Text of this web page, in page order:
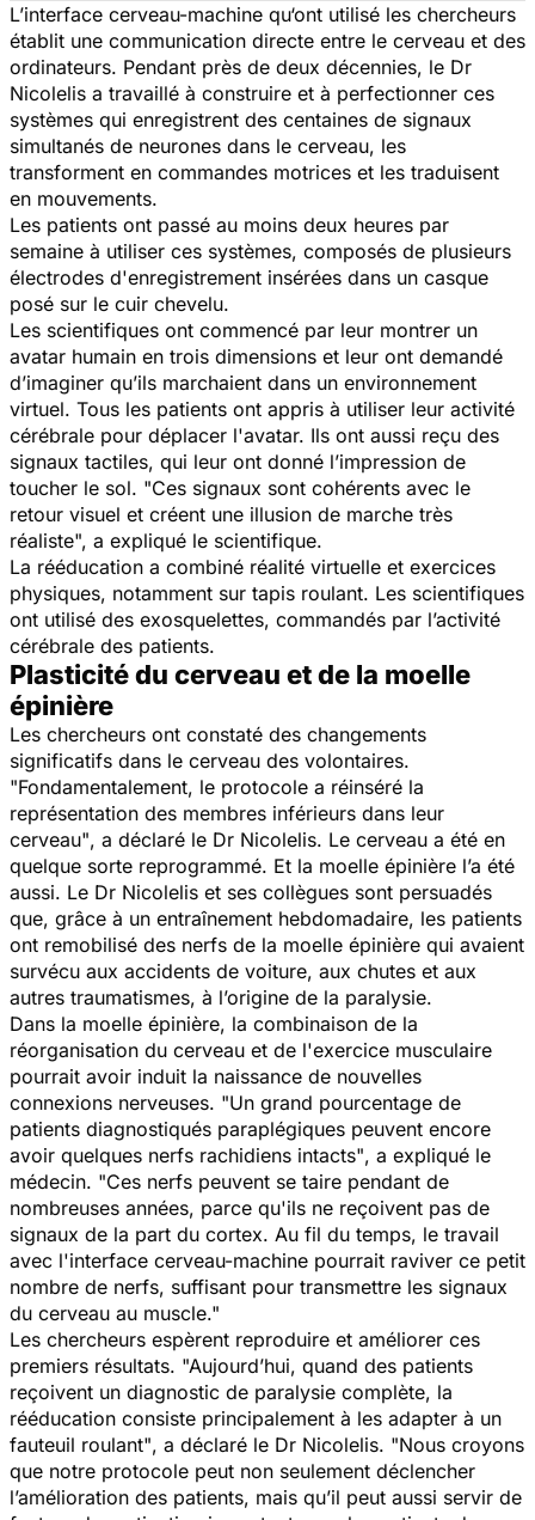
L’interface cerveau-machine qu‘ont utilisé les chercheurs
établit une communication directe entre le cerveau et des
ordinateurs. Pendant près de deux décennies, le Dr
Nicolelis a travaillé à construire et à perfectionner ces
systèmes qui enregistrent des centaines de signaux
simultanés de neurones dans le cerveau, les
transforment en commandes motrices et les traduisent
en mouvements.
Les patients ont passé au moins deux heures par
semaine à utiliser ces systèmes, composés de plusieurs
électrodes d'enregistrement insérées dans un casque
posé sur le cuir chevelu.
Les scientifiques ont commencé par leur montrer un
avatar humain en trois dimensions et leur ont demandé
d’imaginer qu’ils marchaient dans un environnement
virtuel. Tous les patients ont appris à utiliser leur activité
cérébrale pour déplacer l'avatar. Ils ont aussi reçu des
signaux tactiles, qui leur ont donné l’impression de
toucher le sol. "Ces signaux sont cohérents avec le
retour visuel et créent une illusion de marche très
réaliste", a expliqué le scientifique.
La rééducation a combiné réalité virtuelle et exercices
physiques, notamment sur tapis roulant. Les scientifiques
ont utilisé des exosquelettes, commandés par l’activité
cérébrale des patients.
Plasticité du cerveau et de la moelle
épinière
Les chercheurs ont constaté des changements
significatifs dans le cerveau des volontaires.
"Fondamentalement, le protocole a réinséré la
représentation des membres inférieurs dans leur
cerveau", a déclaré le Dr Nicolelis. Le cerveau a été en
quelque sorte reprogrammé. Et la moelle épinière l’a été
aussi. Le Dr Nicolelis et ses collègues sont persuadés
que, grâce à un entraînement hebdomadaire, les patients
ont remobilisé des nerfs de la moelle épinière qui avaient
survécu aux accidents de voiture, aux chutes et aux
autres traumatismes, à l’origine de la paralysie.
Dans la moelle épinière, la combinaison de la
réorganisation du cerveau et de l'exercice musculaire
pourrait avoir induit la naissance de nouvelles
connexions nerveuses. "Un grand pourcentage de
patients diagnostiqués paraplégiques peuvent encore
avoir quelques nerfs rachidiens intacts", a expliqué le
médecin. "Ces nerfs peuvent se taire pendant de
nombreuses années, parce qu'ils ne reçoivent pas de
signaux de la part du cortex. Au fil du temps, le travail
avec l'interface cerveau-machine pourrait raviver ce petit
nombre de nerfs, suffisant pour transmettre les signaux
du cerveau au muscle."
Les chercheurs espèrent reproduire et améliorer ces
premiers résultats. "Aujourd’hui, quand des patients
reçoivent un diagnostic de paralysie complète, la
rééducation consiste principalement à les adapter à un
fauteuil roulant", a déclaré le Dr Nicolelis. "Nous croyons
que notre protocole peut non seulement déclencher
l’amélioration des patients, mais qu’il peut aussi servir de